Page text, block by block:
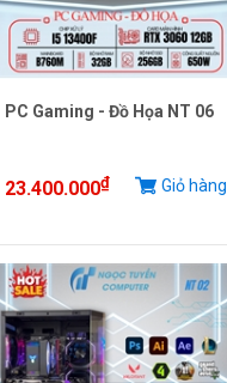
PC Gaming - Đồ Họa NT 06
23.400.000₫ Giỏ hàng